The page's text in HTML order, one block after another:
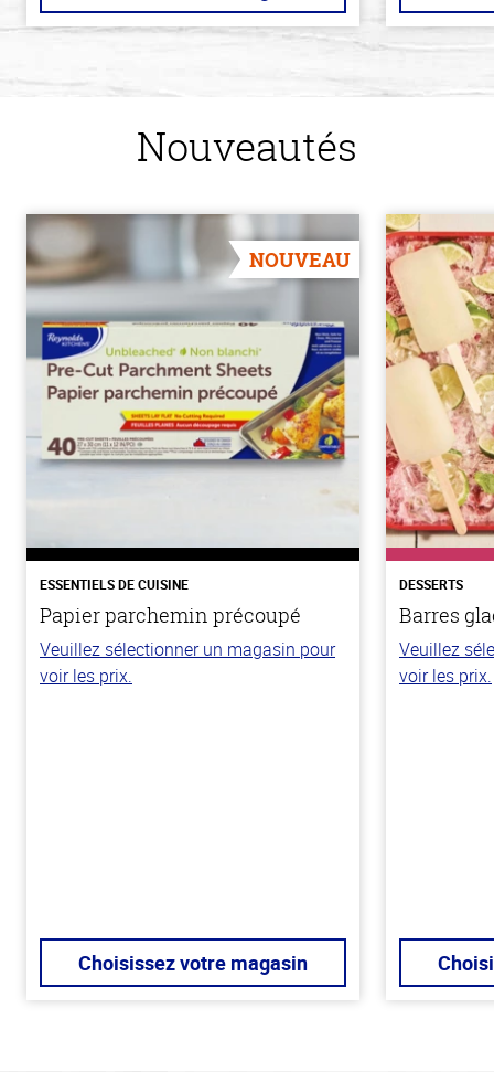
Nouveautés
NOUVEAU
ESSENTIELS DE CUISINE
Papier parchemin précoupé
Veuillez sélectionner un magasin pour
voir les prix.
Choisissez votre magasin
DESSERTS
Barres
Veuillez
voir les prix.